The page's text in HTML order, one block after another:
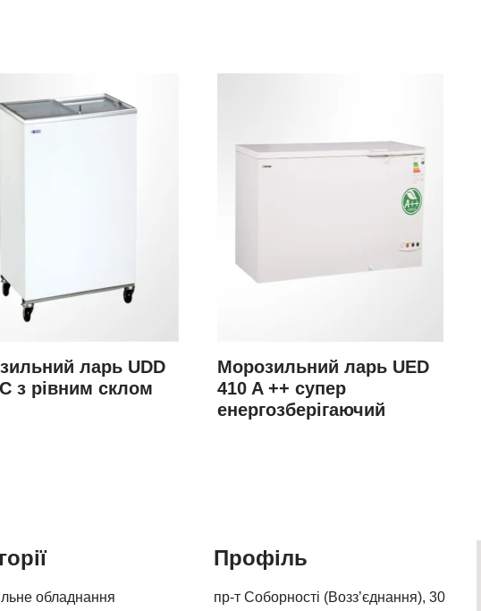
ларь UDD
з рівним склом
Морозильний ларь UED
410 A ++ супер
енергозберігаючий
обладнання
Профіль
пр-т Соборності (Возз’єднання), 30